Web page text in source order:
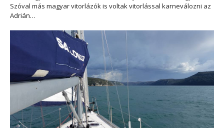
Szóval más magyar vitorlázók is voltak vitorlással karneválozni az
Adrián…